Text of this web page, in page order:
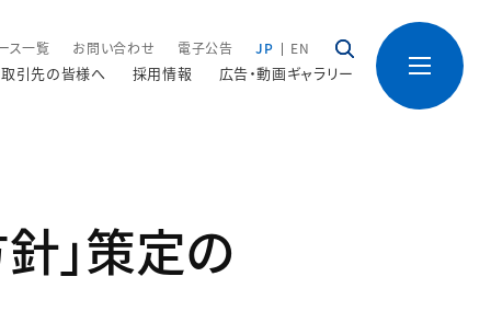
ス一覧 お問い合わせ 電子公告 JP EN
取引先の皆様へ 採用情報 広告・動画ギャラリー
」策定の